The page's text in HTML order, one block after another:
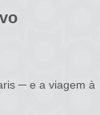
─ e a viagem à